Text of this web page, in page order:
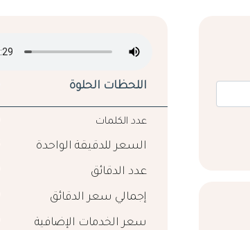
اللحظات الحلوة
عدد الكلمات
السعر للدقيقة الواحدة
عدد الدقائق
إجمالي سعر الدقائق
سعر الخدمات الإضافية